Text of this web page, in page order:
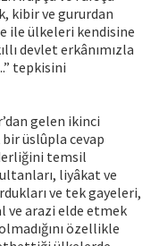
kibir ve gururdan
ile ülkeleri kendisine
devlet erkânımızla
tepkisini
gelen ikinci
üslûpla cevap
temsil
liyâkat ve
ve tek gayeleri,
ve arazi elde etmek
özellikle